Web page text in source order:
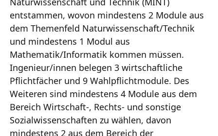
entstammen, wovon mindestens 2 Module aus
dem Themenfeld Naturwissenschaft/Technik
und mindestens 1 Modul aus
Mathematik/Informatik kommen müssen.
Ingenieur/innen belegen 3 wirtschaftliche
Pflichtfächer und 9 Wahlpflichtmodule. Des
Weiteren sind mindestens 4 Module aus dem
Bereich Wirtschaft-, Rechts- und sonstige
Sozialwissenschaften zu wählen, davon
mindestens 2 aus dem Bereich der